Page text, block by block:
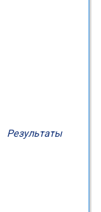
Результаты